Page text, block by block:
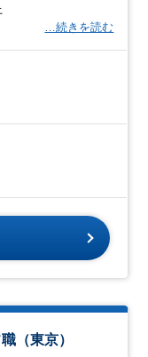
…続きを読む
（東京）